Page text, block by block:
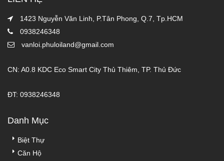
1423 Nguyễn Văn Linh, P.Tân Phong, Q.7, Tp.HCM
0938246348
vanloi.phuloiland@gmail.com
CN: A0.8 KDC Eco Smart City Thủ Thiêm, TP. Thủ Đức
ĐT: 0938246348
Danh Mục
Biệt Thự
Căn Hộ